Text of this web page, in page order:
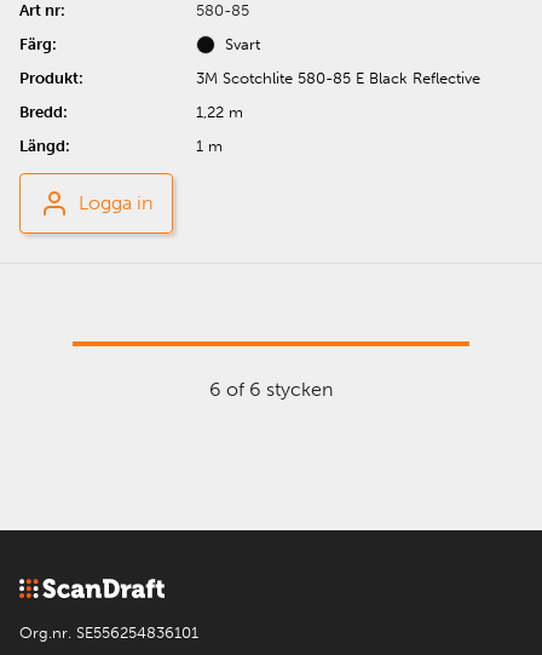
580-85
Svart
3M Scotchlite 580-85 E Black Reflective
1,22 m
1 m
Logga in
6 of 6 stycken
Org.nr. SE556254836101